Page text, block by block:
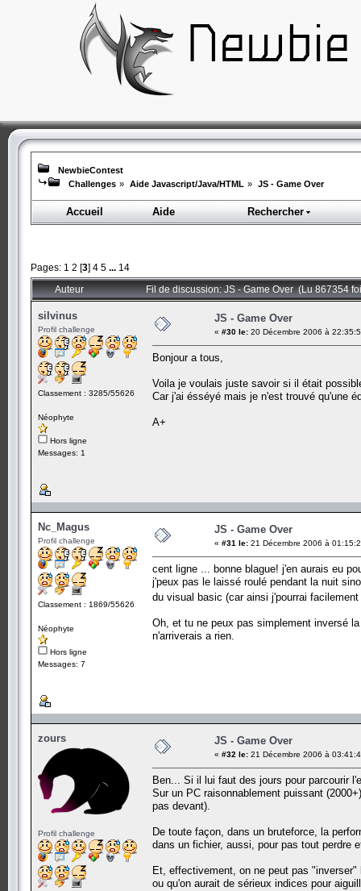
NewbieContest
Challenges » Aide Javascript/Java/HTML » JS - Game Over
Accueil Aide Rechercher
Pages: 1 2 [3] 4 5 ... 14
Auteur Fil de discussion: JS - Game Over (Lu 867354
silvinus
Profil challenge
Classement : 3285/55626
Néophyte
Hors ligne
Messages: 1
JS - Game Over
« #30 le: 20 Décembre 2006 à
Bonjour a tous,
Voila je voulais juste savoir si il était
Car j'ai ésséyé mais je n'est trouvé qu'une
A+
Nc_Magus
Profil challenge
Classement : 1869/55626
Néophyte
Hors ligne
Messages: 7
JS - Game Over
« #31 le: 21 Décembre 2006 à
cent ligne ... bonne blague! j'en aurais eu
j'peux pas le laissé roulé pendant la nuit
du visual basic (car ainsi j'pourrai
Oh, et tu ne peux pas simplement inversé
n'arriverais a rien.
zours
Profil challenge
JS - Game Over
« #32 le: 21 Décembre 2006 à
Ben... Si il lui faut des jours pour parcourir
Sur un PC raisonnablement puissant
pas devant).
De toute façon, dans un bruteforce, la
dans un fichier, aussi, pour pas tout perdre
Et, effectivement, on ne peut pas
ou qu'on aurait de sérieux indices pour